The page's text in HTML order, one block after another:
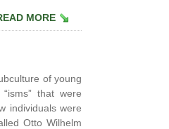
MORE
of young
that were
individuals were
Otto Wilhelm